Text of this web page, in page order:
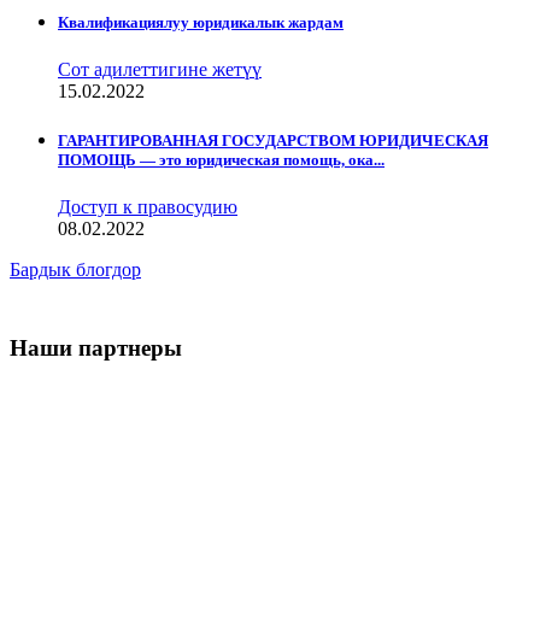
Квалификациялуу юридикалык жардам
Сот адилеттигине жетүү
15.02.2022
ГАРАНТИРОВАННАЯ ГОСУДАРСТВОМ ЮРИДИЧЕСКАЯ
ПОМОЩЬ — это юридическая помощь, ока...
Доступ к правосудию
08.02.2022
Бардык блогдор
Наши партнеры